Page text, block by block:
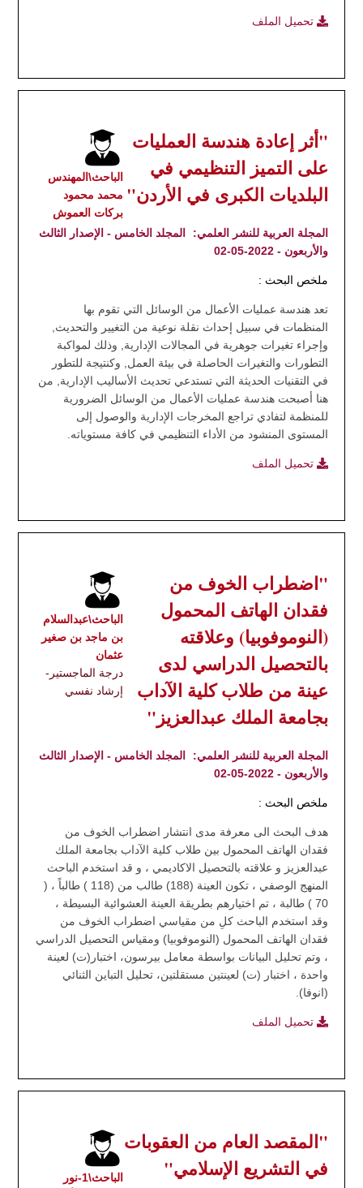
تحميل الملف
الباحث\المهندس
محمد محمود
بركات العموش
"أثر إعادة هندسة العمليات
على التميز التنظيمي في
البلديات الكبرى في الأردن"
المجلة العربية للنشر العلمي:
المجلد الخامس - الإصدار الثالث
والأربعون - 2022-05-02
ملخص البحث :
تعد هندسة عمليات الأعمال من الوسائل التي تقوم بها
المنظمات في سبيل إحداث نقلة نوعية من التغيير والتحديث,
وإجراء تغيرات جوهرية في المجالات الإدارية, وذلك لمواكبة
التطورات والتغيرات الحاصلة في بيئة العمل, وكنتيجة للتطور
في التقنيات الحديثة التي تستدعي تحديث الأساليب الإدارية, من
هنا أصبحت هندسة عمليات الأعمال من الوسائل الضرورية
للمنظمة لتفادي تراجع المخرجات الإدارية والوصول إلى
المستوى المنشود من الأداء التنظيمي في كافة مستوياته.
تحميل الملف
الباحث\عبدالسلام
بن ماجد بن صغير
عثمان
درجة الماجستير-
إرشاد نفسي
"اضطراب الخوف من
فقدان الهاتف المحمول
(النوموفوبيا) وعلاقته
بالتحصيل الدراسي لدى
عينة من طلاب كلية الآداب
بجامعة الملك عبدالعزيز"
المجلة العربية للنشر العلمي:
المجلد الخامس - الإصدار الثالث
والأربعون - 2022-05-02
ملخص البحث :
هدف البحث الى معرفة مدى انتشار اضطراب الخوف من
فقدان الهاتف المحمول بين طلاب كلية الآداب بجامعة الملك
عبدالعزيز و علاقته بالتحصيل الاكاديمي ، و قد استخدم الباحث
المنهج الوصفي ، تكون العينة (188) طالب من (118 ) طالباً ، (
70 ) طالبة ، تم اختيارهم بطريقة العينة العشوائية البسيطة ،
وقد استخدم الباحث كلِ من مقياسي اضطراب الخوف من
فقدان الهاتف المحمول (النوموفوبيا) ومقياس التحصيل الدراسي
، وتم تحليل البيانات بواسطة معامل بيرسون، اختبار(ت) لعينة
واحدة ، اختبار (ت) لعينتين مستقلتين، تحليل التباين الثنائي
(انوفا).
تحميل الملف
الباحث\1-نور
"المقصد العام من العقوبات
في التشريع الإسلامي"